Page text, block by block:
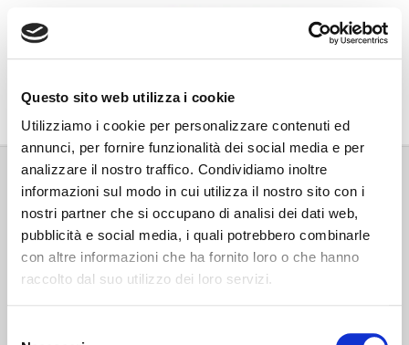
Questo sito web utilizza i cookie
Utilizziamo i cookie per personalizzare contenuti ed
annunci, per fornire funzionalità dei social media e per
analizzare il nostro traffico. Condividiamo inoltre
informazioni sul modo in cui utilizza il nostro sito con i
nostri partner che si occupano di analisi dei dati web,
pubblicità e social media, i quali potrebbero combinarle
con altre informazioni che ha fornito loro o che hanno
raccolto dal suo utilizzo dei loro servizi.
Associazione Go Wine
Via Vida, 6
12051 Alba (Cn)
tel. +39 0173 364631
Codice SDI: USAL8PV
PEC gowine@legalmail.it
info@gowinet.it